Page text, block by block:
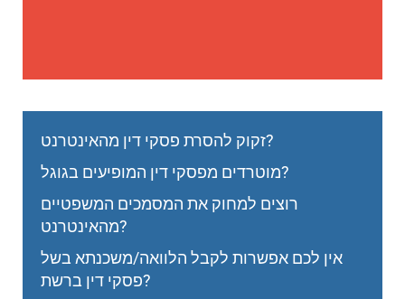
זקוק להסרת פסקי דין מהאינטרנט?
מוטרדים מפסקי דין המופיעים בגוגל?
רוצים למחוק את המסמכים המשפטיים
מהאינטרנט?
אין לכם אפשרות לקבל הלוואה/משכנתא בשל
פסקי דין ברשת?